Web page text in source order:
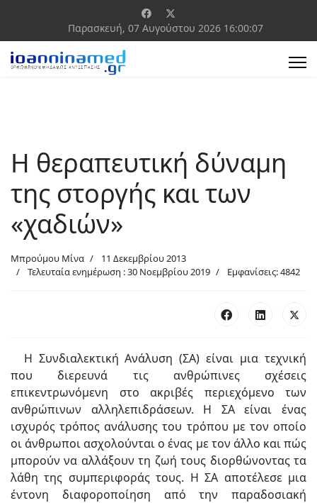
Παρασκευή, 07 Αυγούστου 2026 16:00:08
Η θεραπευτική δύναμη
της στοργής και των
«χαδιών»
Μπρούμου Μίνα
11 Δεκεμβρίου 2013
Τελευταία ενημέρωση : 30 Νοεμβρίου 2019
Εμφανίσεις: 4842
Η Συνδιαλεκτική Ανάλυση (ΣΑ) είναι μια τεχνική
που διερευνά τις ανθρώπινες σχέσεις
επικεντρωνόμενη στο ακριβές περιεχόμενο των
ανθρώπινων αλληλεπιδράσεων. Η ΣΑ είναι ένας
ισχυρός τρόπος ανάλυσης του τρόπου με τον οποίο
οι άνθρωποι ασχολούνται ο ένας με τον άλλο και πώς
μπορούν να αλλάξουν τη ζωή τους διορθώνοντας τα
λάθη της συμπεριφοράς τους. Η ΣΑ αποτέλεσε μια
έντονη διαφοροποίηση από την παραδοσιακή